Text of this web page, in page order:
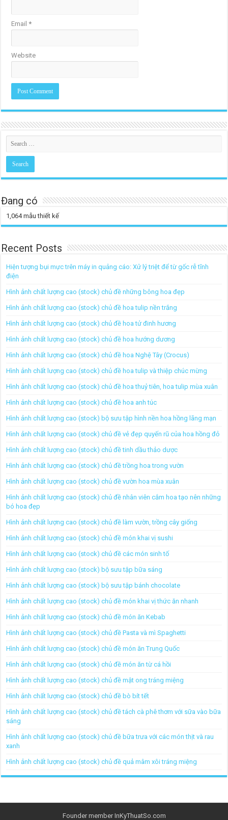
Email*
Website
Đang có
1,064mẫu thiết kế
Recent Posts
Hiện tượng bụi mực trên máy in quảng cáo: Xử lý triệt để từ gốc rễ tĩnh
điện
Hình ảnh chất lượng cao (stock) chủ đề những bông hoa đẹp
Hình ảnh chất lượng cao (stock) chủ đề hoa tulip nền trắng
Hình ảnh chất lượng cao (stock) chủ đề hoa tử đinh hương
Hình ảnh chất lượng cao (stock) chủ đề hoa hướng dương
Hình ảnh chất lượng cao (stock) chủ đề hoa Nghệ Tây (Crocus)
Hình ảnh chất lượng cao (stock) chủ đề hoa tulip và thiệp chúc mừng
Hình ảnh chất lượng cao (stock) chủ đề hoa thuỷ tiên, hoa tulip mùa xuân
Hình ảnh chất lượng cao (stock) chủ đề hoa anh túc
Hình ảnh chất lượng cao (stock) bộ sưu tập hình nền hoa hồng lãng mạn
Hình ảnh chất lượng cao (stock) chủ đề vẻ đẹp quyến rũ của hoa hồng đỏ
Hình ảnh chất lượng cao (stock) chủ đề tinh dầu thảo dược
Hình ảnh chất lượng cao (stock) chủ đề trồng hoa trong vườn
Hình ảnh chất lượng cao (stock) chủ đề vườn hoa mùa xuân
Hình ảnh chất lượng cao (stock) chủ đề nhân viên cắm hoa tạo nên những
bó hoa đẹp
Hình ảnh chất lượng cao (stock) chủ đề làm vườn, trồng cây giống
Hình ảnh chất lượng cao (stock) chủ đề món khai vị sushi
Hình ảnh chất lượng cao (stock) chủ đề các món sinh tố
Hình ảnh chất lượng cao (stock) bộ sưu tập bữa sáng
Hình ảnh chất lượng cao (stock) bộ sưu tập bánh chocolate
Hình ảnh chất lượng cao (stock) chủ đề món khai vị thức ăn nhanh
Hình ảnh chất lượng cao (stock) chủ đề món ăn Kebab
Hình ảnh chất lượng cao (stock) chủ đề Pasta và mì Spaghetti
Hình ảnh chất lượng cao (stock) chủ đề món ăn Trung Quốc
Hình ảnh chất lượng cao (stock) chủ đề món ăn từ cá hồi
Hình ảnh chất lượng cao (stock) chủ đề mật ong tráng miệng
Hình ảnh chất lượng cao (stock) chủ đề bò bít tết
Hình ảnh chất lượng cao (stock) chủ đề tách cà phê thơm với sữa vào bữa
sáng
Hình ảnh chất lượng cao (stock) chủ đề bữa trưa với các món thịt và rau
xanh
Hình ảnh chất lượng cao (stock) chủ đề quả mâm xôi tráng miệng
Founder member InKyThuatSo.com